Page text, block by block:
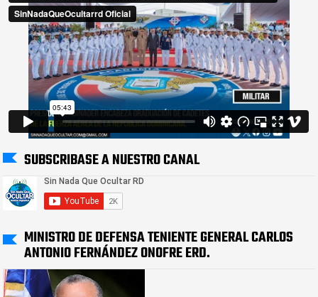
SUBSCRIBASE A NUESTRO CANAL
MINISTRO DE DEFENSA TENIENTE GENERAL CARLOS
ANTONIO FERNÁNDEZ ONOFRE ERD.